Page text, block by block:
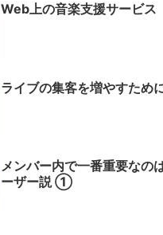
Web上の音楽支援サービス
ライブの集客を増やすため
メンバー内で一番重要なの
ーザー説 ①